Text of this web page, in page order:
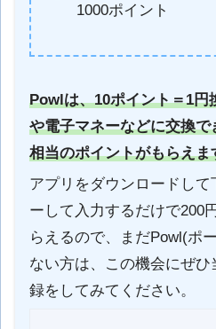
1000ポイント
Powlは、10ポイント＝1円
や電子マネーなどに交換
相当のポイントがもらえま
アプリをダウンロードし
ーして入力するだけで200
らえるので、まだPowl(ポ
ない方は、この機会にぜ
録をしてみてください。